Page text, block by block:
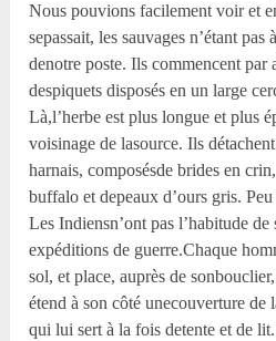
Nous pouvions facilement voir et
sepassait, les sauvages n’étant
denotre poste. Ils commencent par
despiquets disposés en un large
Là,l’herbe est plus longue et plus
voisinage de lasource. Ils
harnais, composésde brides en
buffalo et depeaux d’ours gris.
Les Indiensn’ont pas l’habitude de
expéditions de guerre.Chaque
sol, et place, auprès de
étend à son côté unecouverture de
qui lui sert à la fois detente et de